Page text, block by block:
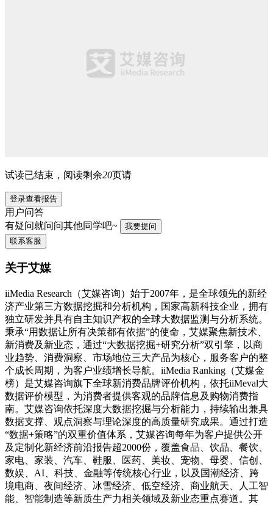
试读已结束，阅读剩余20页请
登录查看报告
用户问答
有疑问就问问其他同学吧~
我要提问
联系客服
关于艾媒
iiMedia Research（艾媒咨询）始于2007年，是全球领先的新经
济产业第三方数据挖掘和分析机构，国家高新科技企业，拥有
独立研发并具有自主知识产权的全球大数据监测与分析系统。
秉承“用数据让所有决策都有依据”的使命，艾媒聚焦新技术、
新消费及新业态，通过“大数据挖掘+研究分析”双引擎，以商
业趋势、消费洞察、市场地位三大产品为核心，服务客户的整
个成长周期，为客户业绩增长导航。iiMedia Ranking（艾媒金
榜）是艾媒咨询旗下全球新消费品牌评价机构，依托iiMeval大
数据评价模型，为消费者提供客观的品牌信息及购物消费指
南。艾媒咨询依托深度大数据挖掘与分析能力，持续输出兼具
数据支撑、观点洞察与理论深度的高质量研究成果。通过打造
“数据+策略”的双重价值体系，艾媒咨询每年为客户提供公开
及定制化新经济前沿报告超2000份，覆盖食品、饮品、餐饮、
家电、家装、汽车、鞋服、医药、美妆、宠物、母婴、信创、
数娱、AI、科技、金融等传统核心行业，以及国潮经济、跨
境电商、夜间经济、冰雪经济、低空经济、商业航天、人工智
能、智能制造等新质生产力相关领域及新业态重点赛道。其